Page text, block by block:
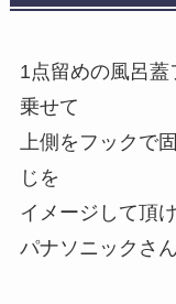
1点留めの風呂
乗せて
上側をフックで
じを
イメージして頂
パナソニックさ